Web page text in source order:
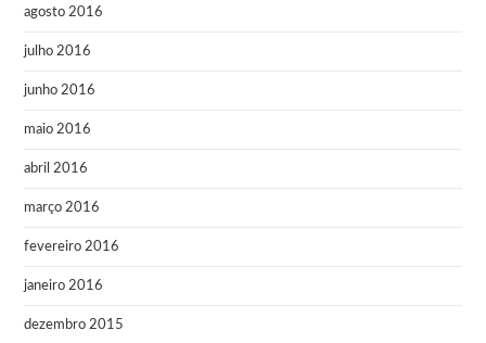
agosto 2016
julho 2016
junho 2016
maio 2016
abril 2016
março 2016
fevereiro 2016
janeiro 2016
dezembro 2015